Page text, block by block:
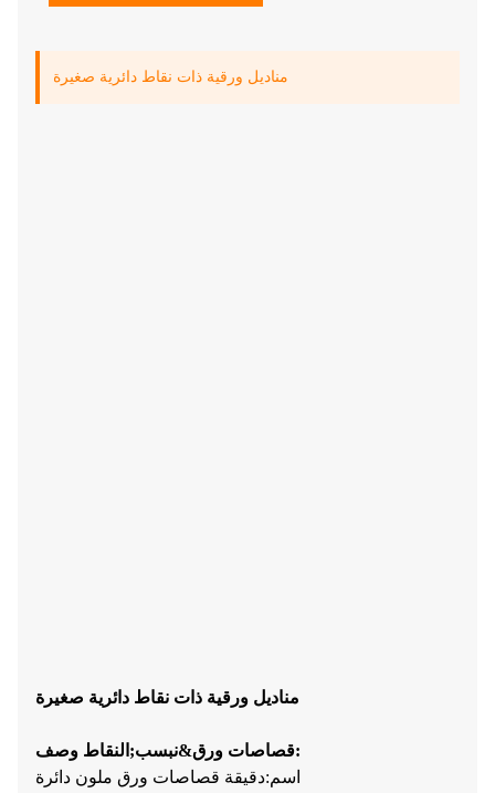
مناديل ورقية ذات نقاط دائرية صغيرة
مناديل ورقية ذات نقاط دائرية صغيرة
قصاصات ورق&نبسب; النقاط
وصف:
اسم:دقيقة قصاصات ورق ملون دائرة